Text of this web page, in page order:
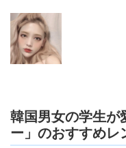
韓国男女の学生が
ー」のおすすめ